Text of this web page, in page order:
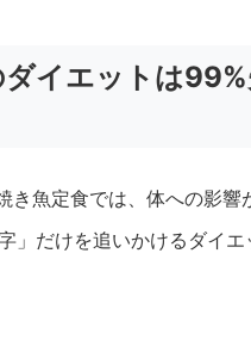
イエットは
魚定食では、体への影響
」だけを追いかけるダイ